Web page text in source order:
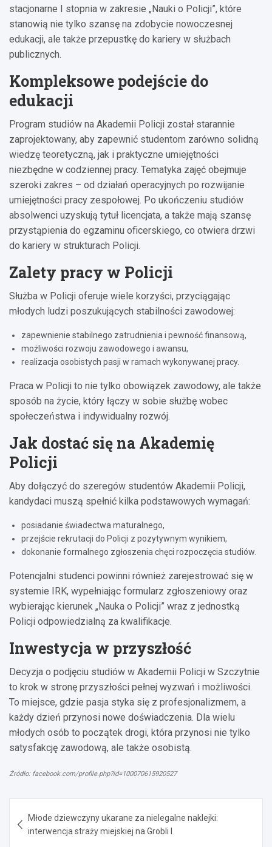
stacjonarne I stopnia w zakresie „Nauki o Policji”, które
stanowią nie tylko szansę na zdobycie nowoczesnej
edukacji, ale także przepustkę do kariery w służbach
publicznych.
Kompleksowe podejście do
edukacji
Program studiów na Akademii Policji został starannie
zaprojektowany, aby zapewnić studentom zarówno solidną
wiedzę teoretyczną, jak i praktyczne umiejętności
niezbędne w codziennej pracy. Tematyka zajęć obejmuje
szeroki zakres – od działań operacyjnych po rozwijanie
umiejętności pracy zespołowej. Po ukończeniu studiów
absolwenci uzyskują tytuł licencjata, a także mają szansę
przystąpienia do egzaminu oficerskiego, co otwiera drzwi
do kariery w strukturach Policji.
Zalety pracy w Policji
Służba w Policji oferuje wiele korzyści, przyciągając
młodych ludzi poszukujących stabilności zawodowej:
zapewnienie stabilnego zatrudnienia i pewność finansową,
możliwości rozwoju zawodowego i awansu,
realizacja osobistych pasji w ramach wykonywanej pracy.
Praca w Policji to nie tylko obowiązek zawodowy, ale także
sposób na życie, który łączy w sobie służbę wobec
społeczeństwa i indywidualny rozwój.
Jak dostać się na Akademię
Policji
Aby dołączyć do szeregów studentów Akademii Policji,
kandydaci muszą spełnić kilka podstawowych wymagań:
posiadanie świadectwa maturalnego,
przejście rekrutacji do Policji z pozytywnym wynikiem,
dokonanie formalnego zgłoszenia chęci rozpoczęcia studiów.
Potencjalni studenci powinni również zarejestrować się w
systemie IRK, wypełniając formularz zgłoszeniowy oraz
wybierając kierunek „Nauka o Policji” wraz z jednostką
Policji odpowiedzialną za kwalifikacje.
Inwestycja w przyszłość
Decyzja o podjęciu studiów w Akademii Policji w Szczytnie
to krok w stronę przyszłości pełnej wyzwań i możliwości.
To miejsce, gdzie pasja styka się z profesjonalizmem, a
każdy dzień przynosi nowe doświadczenia. Dla wielu
młodych osób to początek drogi, która przynosi nie tylko
satysfakcję zawodową, ale także osobistą.
Źródło: facebook.com/profile.php?id=100070615920527
wpisu
Młode dziewczyny ukarane za nielegalne naklejki:
interwencja straży miejskiej na Grobli I